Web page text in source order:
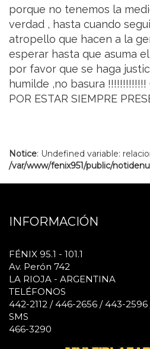
porque no tenemos la
verdad , hasta cuando
atropello que hacen a la
esperar hasta que asuma
por favor que se haga
humilde ,no basura !!!!!!!!!!!!!
POR ESTAR SIEMPRE
Notice: Undefined variable:
/var/www/fenix951/public/
INFORMACIÓN
FÉNIX 95.1 - 101.1
Av. Perón 742
LA RIOJA - ARGENTINA
TELÉFONOS
442-2112 / 446-2656 / 443-
SMS
466-3290